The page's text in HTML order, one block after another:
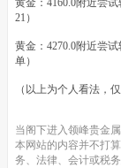
21）
黄金：4270.0附近尝
单）
（以上为个人看法，
当阁下进入领峰贵金
本网站的内容并不打
务、法律、会计或税